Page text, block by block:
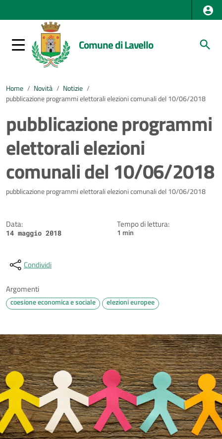
Comune di Lavello
Home / Novità / Notizie /
pubblicazione programmi elettorali elezioni comunali del 10/06/2018
pubblicazione programmi
elettorali elezioni
comunali del 10/06/2018
Dettagli della notizia
pubblicazione programmi elettorali elezioni comunali del 10/06/2018
Data:
14 maggio 2018
Tempo di lettura:
1 min
Condividi
Argomenti
coesione economica e sociale elezioni europee